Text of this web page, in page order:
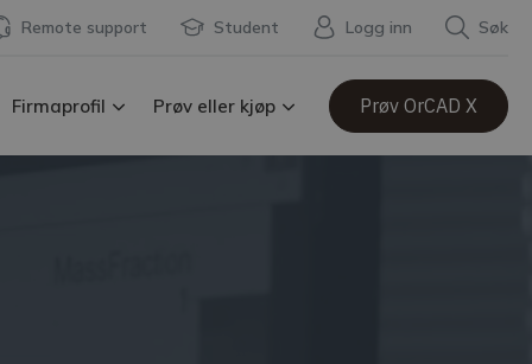
Remote support Student Logg inn Søk
Firmaprofil Prøv eller kjøp Prøv OrCAD X